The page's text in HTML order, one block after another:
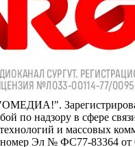
"ОМЕДИА!".
по надзору в сфере
и массовых
Эл № ФС77-83364 от